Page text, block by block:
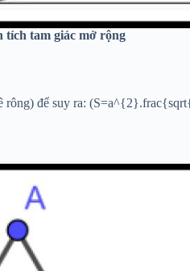
tích tam giác mở rộng
rông) để suy ra: